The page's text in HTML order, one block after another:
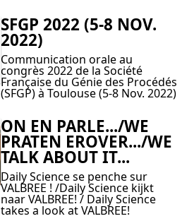
SFGP 2022 (5-8 NOV.
2022)
Communication orale au
congrès 2022 de la Société
Française du Génie des Procédés
(SFGP) à Toulouse (5-8 Nov. 2022)
ON EN PARLE.../WE
PRATEN EROVER.../WE
TALK ABOUT IT...
Daily Science se penche sur
VALBREE ! /Daily Science kijkt
naar VALBREE! / Daily Science
takes a look at VALBREE!